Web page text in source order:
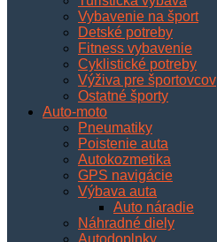
Vybavenie na šport
Detské potreby
Fitness vybavenie
Cyklistické potreby
Výživa pre športovcov
Ostatné športy
Auto-moto
Pneumatiky
Poistenie auta
Autokozmetika
GPS navigácie
Výbava auta
Auto náradie
Náhradné diely
Autodoplnky